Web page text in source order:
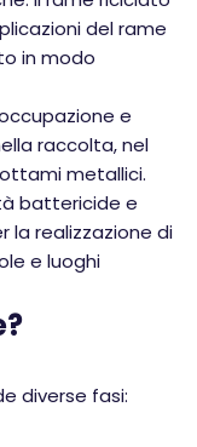
del rame
in modo
e
raccolta, nel
metallici.
battericide e
la realizzazione di
e luoghi
diverse fasi: